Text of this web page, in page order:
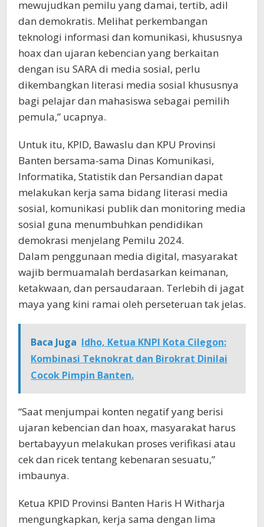
mewujudkan pemilu yang damai, tertib, adil
dan demokratis. Melihat perkembangan
teknologi informasi dan komunikasi, khususnya
hoax dan ujaran kebencian yang berkaitan
dengan isu SARA di media sosial, perlu
dikembangkan literasi media sosial khususnya
bagi pelajar dan mahasiswa sebagai pemilih
pemula,” ucapnya.
Untuk itu, KPID, Bawaslu dan KPU Provinsi
Banten bersama-sama Dinas Komunikasi,
Informatika, Statistik dan Persandian dapat
melakukan kerja sama bidang literasi media
sosial, komunikasi publik dan monitoring media
sosial guna menumbuhkan pendidikan
demokrasi menjelang Pemilu 2024.
Dalam penggunaan media digital, masyarakat
wajib bermuamalah berdasarkan keimanan,
ketakwaan, dan persaudaraan. Terlebih di jagat
maya yang kini ramai oleh perseteruan tak jelas.
Baca Juga Idho, Ketua KNPI Kota Cilegon:
Kombinasi Teknokrat dan Birokrat Dinilai
Cocok Pimpin Banten.
“Saat menjumpai konten negatif yang berisi
ujaran kebencian dan hoax, masyarakat harus
bertabayyun melakukan proses verifikasi atau
cek dan ricek tentang kebenaran sesuatu,”
imbaunya.
Ketua KPID Provinsi Banten Haris H Witharja
mengungkapkan, kerja sama dengan lima